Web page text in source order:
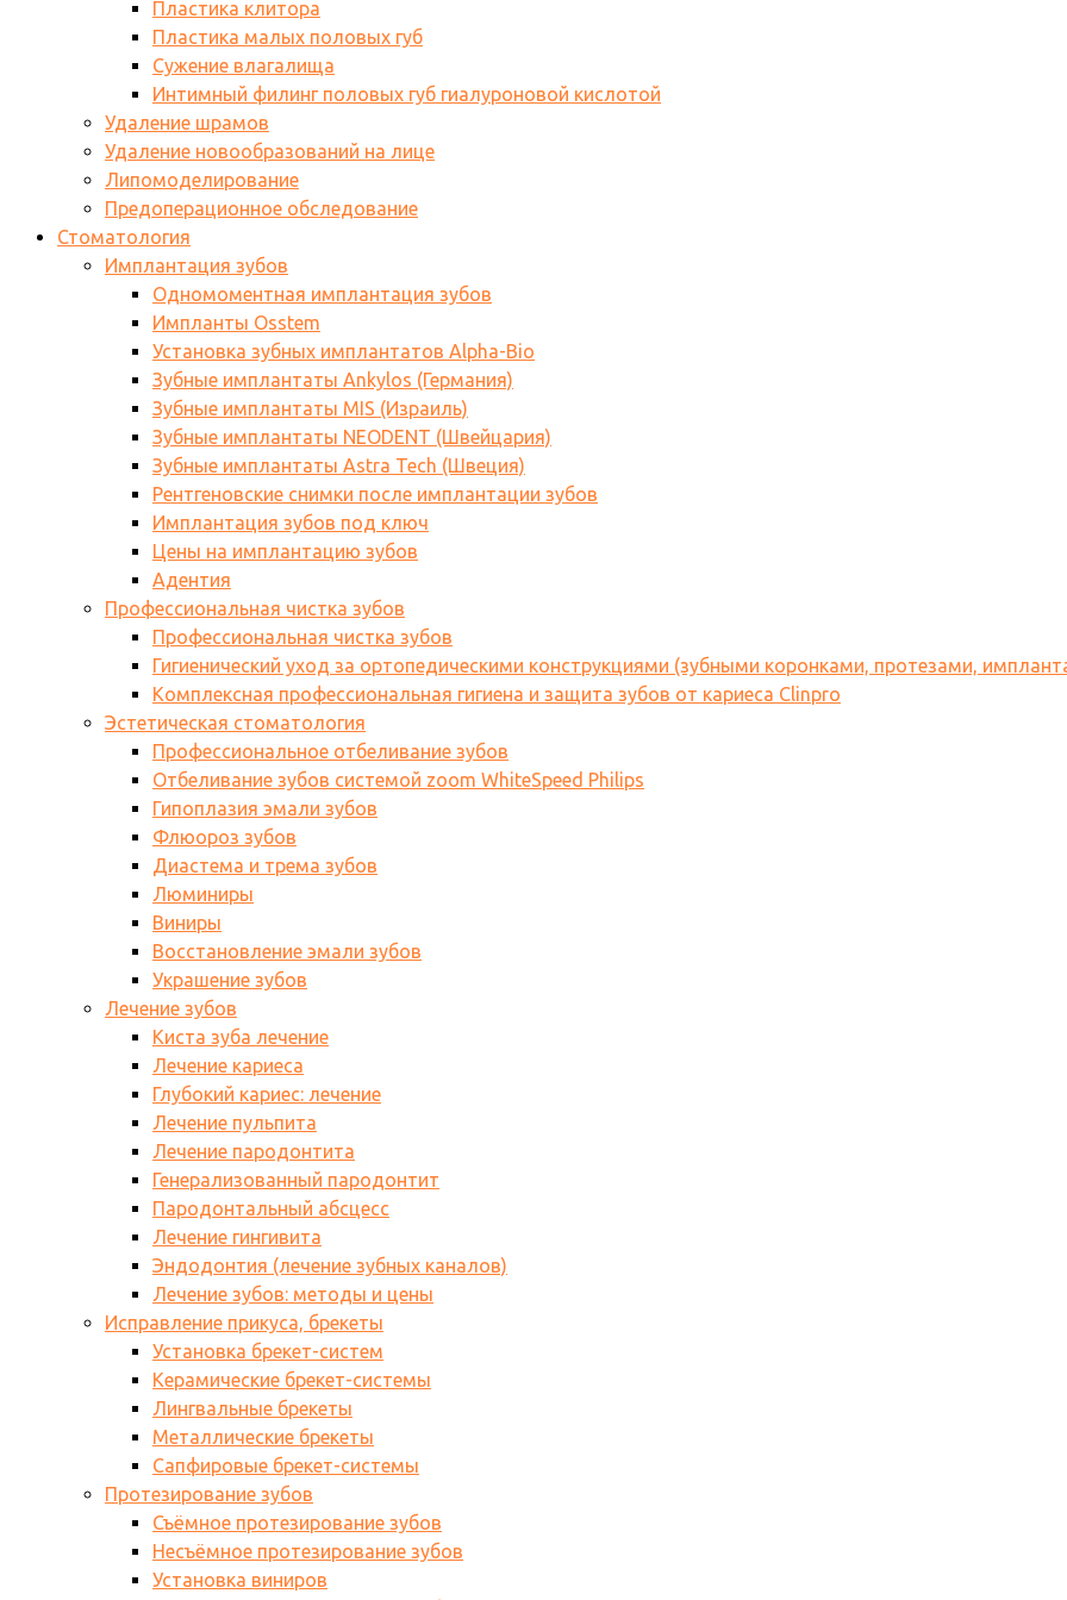
Пластика клитора
Пластика малых половых губ
Сужение влагалища
Интимный филинг половых губ гиалуроновой кислотой
Удаление шрамов
Удаление новообразований на лице
Липомоделирование
Предоперационное обследование
Стоматология
Имплантация зубов
Одномоментная имплантация зубов
Импланты Osstem
Установка зубных имплантатов Alpha-Bio
Зубные имплантаты Ankylos (Германия)
Зубные имплантаты MIS (Израиль)
Зубные имплантаты NEODENT (Швейцария)
Зубные имплантаты Astra Tech (Швеция)
Рентгеновские снимки после имплантации зубов
Имплантация зубов под ключ
Цены на имплантацию зубов
Адентия
Профессиональная чистка зубов
Профессиональная чистка зубов
Гигиенический уход за ортопедическими конструкциями (зубными коронками, протезами,
Комплексная профессиональная гигиена и защита зубов от кариеса Clinpro
Эстетическая стоматология
Профессиональное отбеливание зубов
Отбеливание зубов системой zoom WhiteSpeed Philips
Гипоплазия эмали зубов
Флюороз зубов
Диастема и трема зубов
Люминиры
Виниры
Восстановление эмали зубов
Украшение зубов
Лечение зубов
Киста зуба лечение
Лечение кариеса
Глубокий кариес: лечение
Лечение пульпита
Лечение пародонтита
Генерализованный пародонтит
Пародонтальный абсцесс
Лечение гингивита
Эндодонтия (лечение зубных каналов)
Лечение зубов: методы и цены
Исправление прикуса, брекеты
Установка брекет-систем
Керамические брекет-системы
Лингвальные брекеты
Металлические брекеты
Сапфировые брекет-системы
Протезирование зубов
Съёмное протезирование зубов
Несъёмное протезирование зубов
Установка виниров